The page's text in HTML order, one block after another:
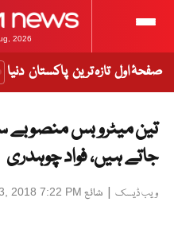
2026
صفحۂ اول تازہ ترین پاکستان دنیا
جاتے ہیں، فواد چوہدری
ویب ڈیسک | شائع 2018 7:22 PM